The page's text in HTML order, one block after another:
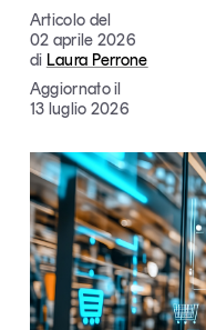
Grandi temi
Magazine
Articoli
Opinioni
Dossier
Il Numero
Interviste
Comunicati stampa
Video
Articolo del
02 aprile 2026
di Laura Perrone
Aggiornato il
13 luglio 2026